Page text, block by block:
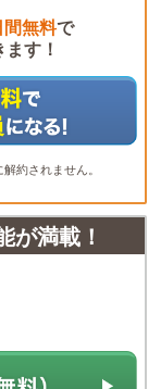
無料で
す！
約されません。
が満載！